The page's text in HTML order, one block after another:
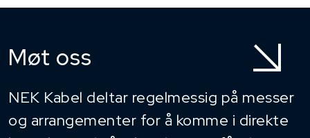
Møt oss
NEK Kabel deltar regelmessig på messer
og arrangementer for å komme i direkte